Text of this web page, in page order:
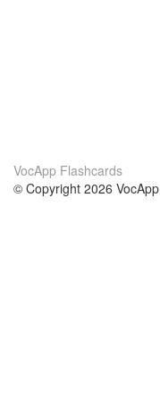
VocApp Flashcards
© Copyright 2026 VocApp